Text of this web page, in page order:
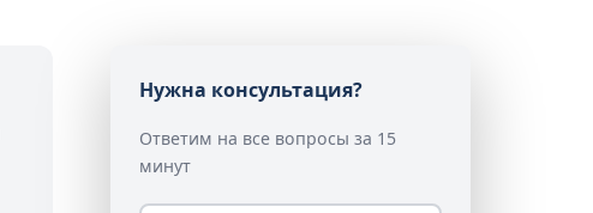
Нужна консультация?
Ответим на все вопросы за 15
минут